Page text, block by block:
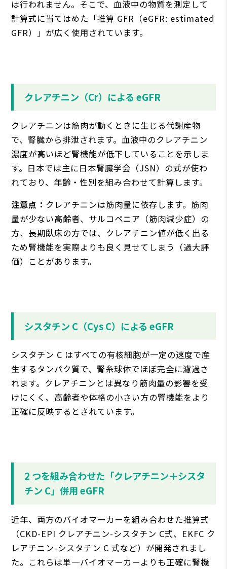
は⾏われません。そこで、⾎液中の物質を測定して
計算式に当てはめた「推算 GFR（eGFR: estimated
GFR）」が広く使⽤されています。
クレアチニン（Cr）による eGFR
クレアチニンは筋⾁が動くときに⽣じる代謝産物
で、腎臓から排泄されます。⾎液中のクレアチニン
濃度が⾼いほど腎機能が低下していることを⽰しま
す。⽇本では主に⽇本腎臓学会（JSN）の式が使わ
れており、年齢・性別を組み合わせて計算します。
注意点： クレアチニンは筋⾁量に依存します。筋⾁
量が少ない⾼齢者、サルコペニア（筋⾁減少症）の
⽅、⻑期臥床の⽅では、クレアチニン値が低く出る
ため腎機能を実際よりも良く⾒せてしまう（過⼤評
価）ことがあります。
シスタチン C（Cys C）による eGFR
シスタチン C はすべての有核細胞が⼀定の速度で産
⽣するタンパク質で、腎⽷球体でほぼ完全に濾過さ
れます。クレアチニンとは異なり筋⾁量の影響を受
けにくく、⾼齢者や体格の⼩さい⽅の腎機能をより
正確に反映するとされています。
2 つを組み合わせた「クレアチニン＋シスタ
チン C」併⽤ eGFR
近年、両⽅のバイオマーカーを組み合わせた推算式
（CKD-EPI クレアチニン-シスタチン C式、EKFC ク
レアチニン-シスタチン C 式など）が開発されまし
た。これらは単⼀バイオマーカーよりも正確に腎機